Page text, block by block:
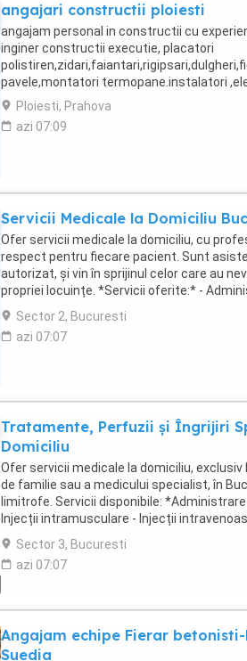
angajari constructii ploiesti
angajam personal in constructii cu
inginer constructii executie, placatori
pavele,montatori termopane.instalatori
Ploiesti, Prahova
azi 07:09
Servicii Medicale la Domiciliu
Ofer servicii medicale la domiciliu, cu
respect pentru fiecare pacient. Sunt
autorizat, și vin în sprijinul celor care au
propriei locuințe. *Servicii oferite:* -
injectabile (i.m., ...
Sector 2, Bucuresti
azi 07:07
Tratamente, Perfuzii și Îngrijiri
Domiciliu
Ofer servicii medicale la domiciliu,
de familie sau a medicului specialist, în
limitrofe. Servicii disponibile:
Injecții intramusculare - Injecții
Injecții ...
Sector 3, Bucuresti
azi 07:07
Angajam echipe Fierar
Suedia